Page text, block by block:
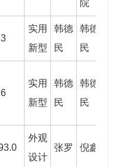
院
实用
新型
韩德
民
韩德
民
实用
新型
韩德
民
韩德
民
外观
设计
张罗 倪鑫